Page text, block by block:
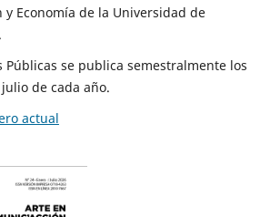
Economía de la Universidad de
Públicas se publica semestralmente los
de cada año.
actual